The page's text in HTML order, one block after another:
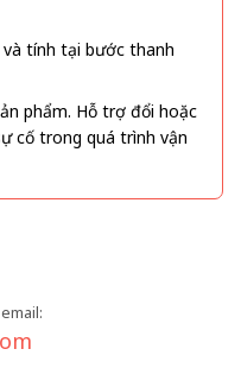
tính tại bước thanh
phẩm. Hỗ trợ đổi hoặc
cố trong quá trình vận